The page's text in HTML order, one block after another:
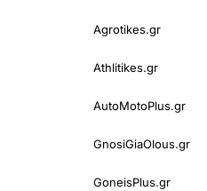
Agrotikes.gr
Athlitikes.gr
AutoMotoPlus.gr
GnosiGiaOlous.gr
GoneisPlus.gr